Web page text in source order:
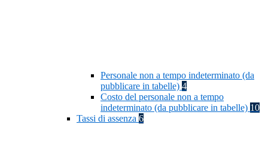
Personale non a tempo indeterminato (da
pubblicare in tabelle) 4
Costo del personale non a tempo
indeterminato (da pubblicare in tabelle) 10
Tassi di assenza 6